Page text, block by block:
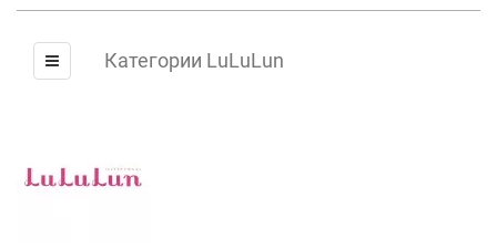
Категории LuLuLun